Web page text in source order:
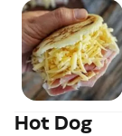
Hot Dog